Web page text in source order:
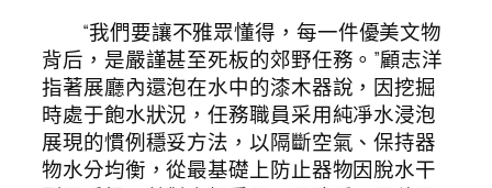
“我們要讓不雅眾懂得，每一件優美文物
背后，是嚴謹甚至死板的郊野任務。”顧志洋
指著展廳內還泡在水中的漆木器說，因挖掘
時處于飽水狀況，任務職員采用純凈水浸泡
展現的慣例穩妥方法，以隔斷空氣、保持器
物水分均衡，從最基礎上防止器物因脫水干